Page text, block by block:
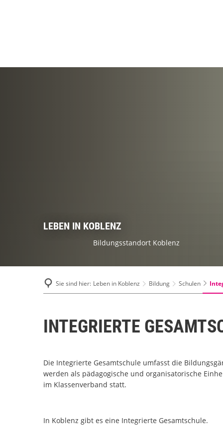
LEBEN IN KOBLENZ
Bildungsstandort Koblenz
Sie sind hier: Leben in Koblenz Bildung Schulen
INTEGRIERTE
Die Integrierte Gesamtschule umfasst die
werden als pädagogische und organisatorische
im Klassenverband statt.
In Koblenz gibt es eine Integrierte Gesamtschule.